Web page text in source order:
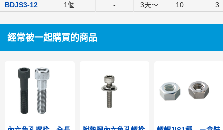
BDJS3-12 1個 - 3天～ 10 3
經常被一起購買的商品